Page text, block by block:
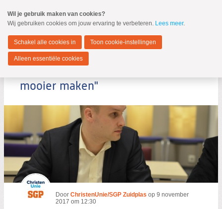
naar
Spring
de
inhoud
Spring
naar
Zuidplas
MENU
Zoeken:
Zoeken
mooier maken"
Door ChristenUnie/SGP Zuidplas op 9 november
2017 om 12:30
Wil je gebruik maken van cookies?
Wij gebruiken cookies om jouw ervaring te verbeteren. Lees meer.
Schakel alle cookies in Toon cookie-instellingen
Alleen essentiële cookies